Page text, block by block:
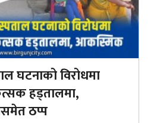
घटनाको विरोधमा
हड्तालमा,
ठप्प